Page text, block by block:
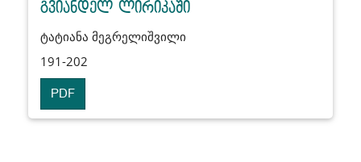
გვიანდელ ლირიკაში
ტატიანა მეგრელიშვილი
191-202
PDF